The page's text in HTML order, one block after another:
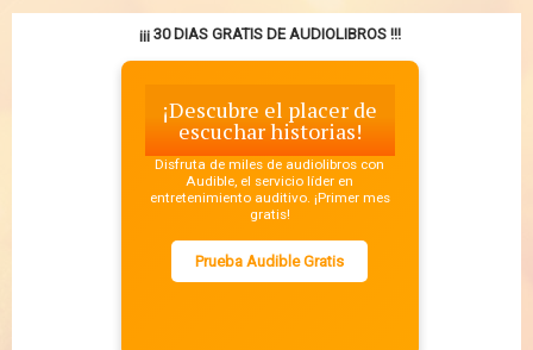
¡¡¡ 30 DIAS GRATIS DE AUDIOLIBROS !!!
¡Descubre el placer de
escuchar historias!
Disfruta de miles de audiolibros con
Audible, el servicio líder en
entretenimiento auditivo. ¡Primer mes
gratis!
Prueba Audible Gratis